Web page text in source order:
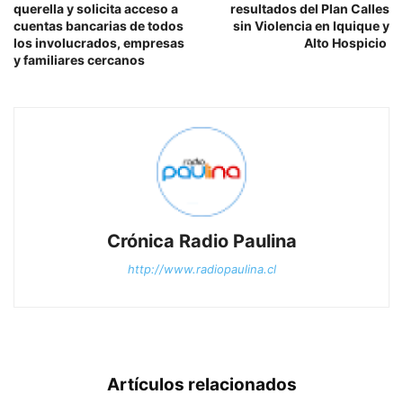
querella y solicita acceso a
cuentas bancarias de todos
los involucrados, empresas
y familiares cercanos
resultados del Plan Calles
sin Violencia en Iquique y
Alto Hospicio
Crónica Radio Paulina
http://www.radiopaulina.cl
Artículos relacionados